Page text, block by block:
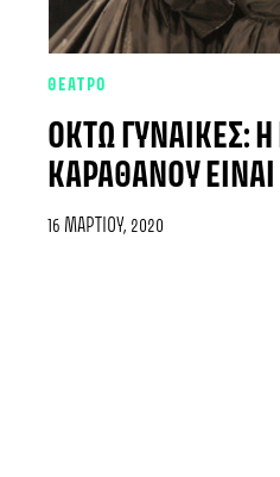
ΘΕΑΤΡΟ
ΟΚΤΏ ΓΥΝΑΊΚΕΣ:
ΚΑΡΑΘΆΝΟΥ
16 ΜΑΡΤΊΟΥ, 2020